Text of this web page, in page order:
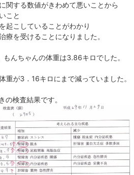
関する数値がきわめて悪いことから
こと
起こしていることがわかり
療を受けることになりました。
んちゃんの体重は3.86キロでした。
重が3．16キロにまで減っていました。
検査結果です。